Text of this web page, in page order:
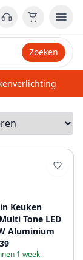
Zoeken
Keuken
Tone LED
Aluminium
1 week